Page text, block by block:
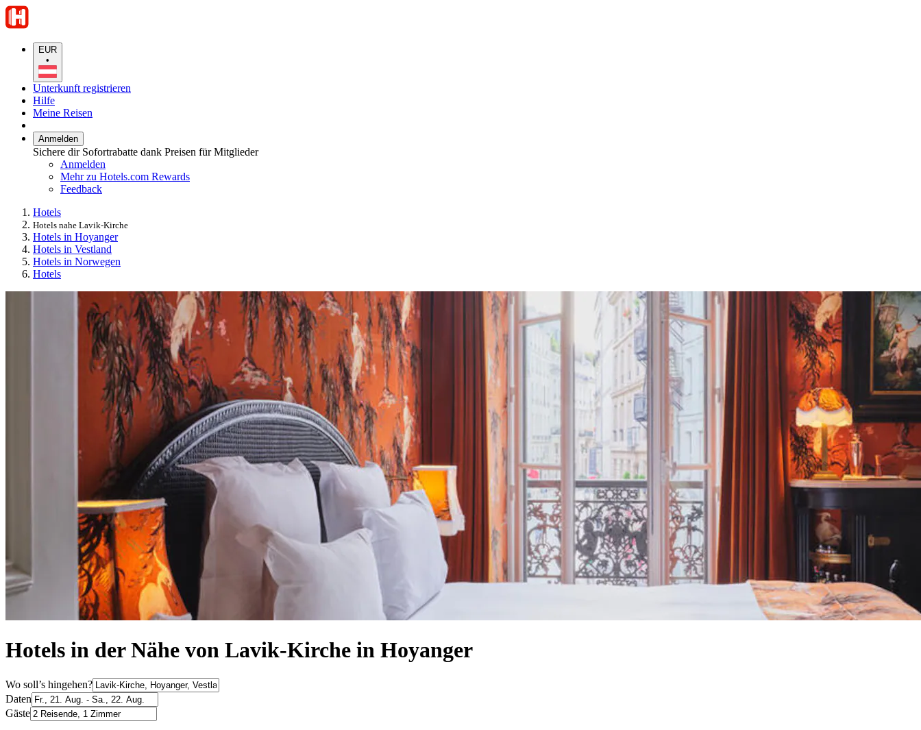
EUR
•
Unterkunft registrieren
Hilfe
Meine Reisen
Anmelden
Sichere dir Sofortrabatte dank Preisen für Mitglieder
Anmelden
Mehr zu Hotels.com Rewards
Feedback
Hotels
Hotels nahe Lavik-Kirche
Hotels in Hoyanger
Hotels in Vestland
Hotels in Norwegen
Hotels
Hotels in der Nähe von Lavik-Kirche in Hoyanger
Wo soll’s hingehen?
Daten
Gäste